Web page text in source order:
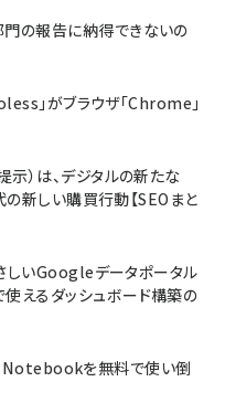
門の報告に納得できないの
」がブラウザ「Chrome」
示）は、デジタルの新たな
の新しい購買行動【SEOまと
しいGoogleデータポータル
えるダッシュボード構築の
Notebookを無料で使い倒